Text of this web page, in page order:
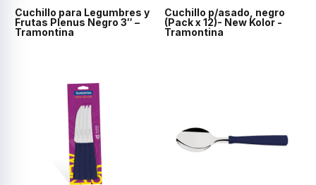
Cuchillo para Legumbres y
Frutas Plenus Negro 3″ –
Tramontina
Cuchillo p/asado, negro
(Pack x 12)- New Kolor -
Tramontina